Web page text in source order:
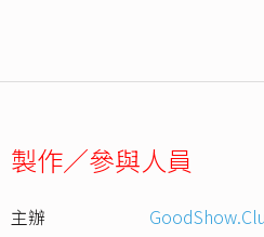
製作／參與人員
主辦